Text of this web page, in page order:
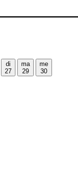
di
27
ma
29
me
30